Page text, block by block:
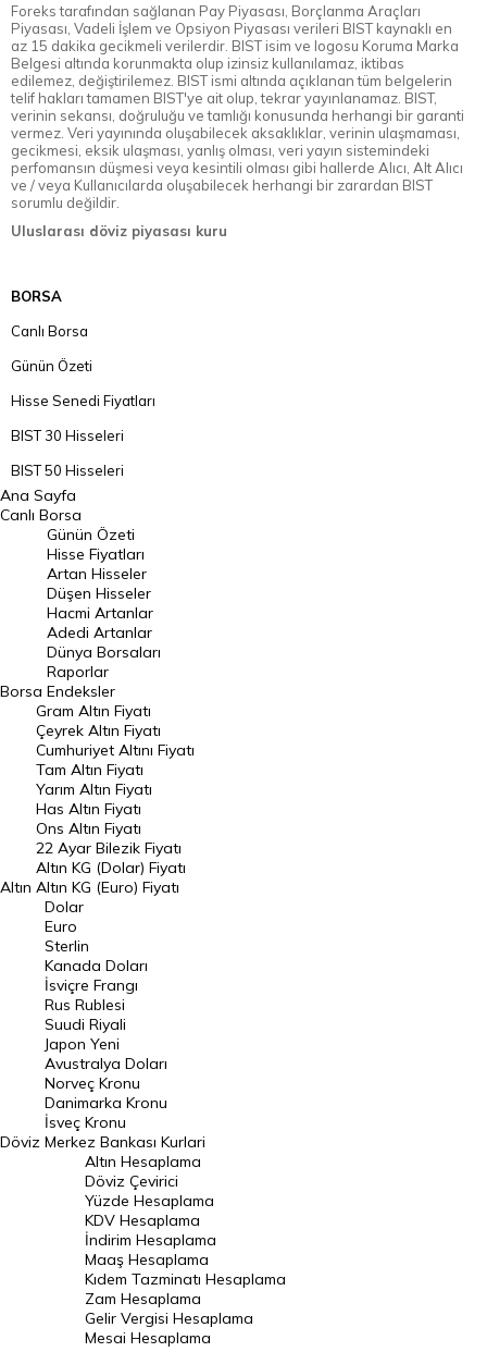
Foreks tarafından sağlanan Pay Piyasası, Borçlanma Araçları
Piyasası, Vadeli İşlem ve Opsiyon Piyasası verileri BIST kaynaklı en
az 15 dakika gecikmeli verilerdir. BIST isim ve logosu Koruma Marka
Belgesi altında korunmakta olup izinsiz kullanılamaz, iktibas
edilemez, değiştirilemez. BIST ismi altında açıklanan tüm belgelerin
telif hakları tamamen BIST'ye ait olup, tekrar yayınlanamaz. BIST,
verinin sekansı, doğruluğu ve tamlığı konusunda herhangi bir garanti
vermez. Veri yayınında oluşabilecek aksaklıklar, verinin ulaşmaması,
gecikmesi, eksik ulaşması, yanlış olması, veri yayın sistemindeki
perfomansın düşmesi veya kesintili olması gibi hallerde Alıcı, Alt Alıcı
ve / veya Kullanıcılarda oluşabilecek herhangi bir zarardan BIST
sorumlu değildir.
Uluslarası döviz piyasası kuru
BORSA
Canlı Borsa
Günün Özeti
Hisse Senedi Fiyatları
BIST 30 Hisseleri
BIST 50 Hisseleri
BIST 100 Hisseleri
En Çok Artan Hisseler
En Çok Düşen Hisseler
Hacmi Artanlar
Geçmiş Kapanışlar
Dünya Borsaları
Raporlar
Endeksler
DÖVİZ
Döviz Kuru
Dolar Kuru
Euro Kuru
Pound Kuru
Frank Kuru
Riyal Kuru
Avustralya Doları
Danimarka Kronu Kuru
Kanada Doları Kuru
Norveç Kronu Kuru
İsveç Kronu Kuru
Japon Yeni Kuru
Serbest Piyasa Döviz Kurları
Merkez Bankası Döviz Kurları
Ana Sayfa
Canlı Borsa
Borsa
Günün Özeti
Hisse Fiyatları
Artan Hisseler
Düşen Hisseler
Hacmi Artanlar
Adedi Artanlar
Dünya Borsaları
Raporlar
Endeksler
Altın
Gram Altın Fiyatı
Çeyrek Altın Fiyatı
Cumhuriyet Altını Fiyatı
Tam Altın Fiyatı
Yarım Altın Fiyatı
Has Altın Fiyatı
Ons Altın Fiyatı
22 Ayar Bilezik Fiyatı
Altın KG (Dolar) Fiyatı
Altın KG (Euro) Fiyatı
Döviz
Dolar
Euro
Sterlin
Kanada Doları
İsviçre Frangı
Rus Rublesi
Suudi Riyali
Japon Yeni
Avustralya Doları
Norveç Kronu
Danimarka Kronu
İsveç Kronu
Merkez Bankası Kurlari
Altın Hesaplama
Döviz Çevirici
Yüzde Hesaplama
KDV Hesaplama
İndirim Hesaplama
Maaş Hesaplama
Kıdem Tazminatı Hesaplama
Zam Hesaplama
Gelir Vergisi Hesaplama
Mesai Hesaplama